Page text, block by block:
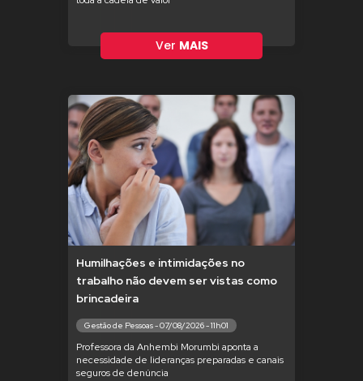
Ver MAIS
Humilhações e intimidações no
trabalho não devem ser vistas como
brincadeira
Gestão de Pessoas - 07/08/2026 - 11h01
Professora da Anhembi Morumbi aponta a
necessidade de lideranças preparadas e canais
seguros de denúncia